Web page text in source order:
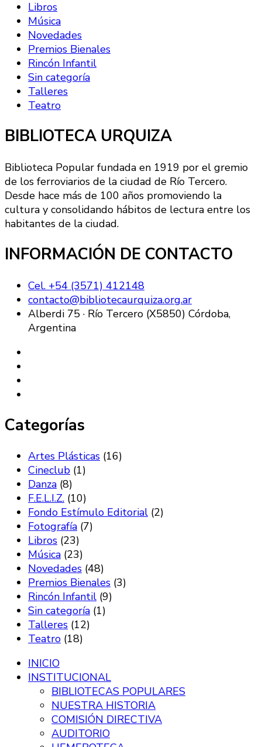
Libros
Música
Novedades
Premios Bienales
Rincón Infantil
Sin categoría
Talleres
Teatro
BIBLIOTECA URQUIZA
Biblioteca Popular fundada en 1919 por el gremio
de los ferroviarios de la ciudad de Río Tercero.
Desde hace más de 100 años promoviendo la
cultura y consolidando hábitos de lectura entre los
habitantes de la ciudad.
INFORMACIÓN DE CONTACTO
Cel. +54 (3571) 412148
contacto@bibliotecaurquiza.org.ar
Alberdi 75 · Río Tercero (X5850) Córdoba,
Argentina
Categorías
Artes Plásticas (16)
Cineclub (1)
Danza (8)
F.E.L.I.Z. (10)
Fondo Estímulo Editorial (2)
Fotografía (7)
Libros (23)
Música (23)
Novedades (48)
Premios Bienales (3)
Rincón Infantil (9)
Sin categoría (1)
Talleres (12)
Teatro (18)
INICIO
INSTITUCIONAL
BIBLIOTECAS POPULARES
NUESTRA HISTORIA
COMISIÓN DIRECTIVA
AUDITORIO